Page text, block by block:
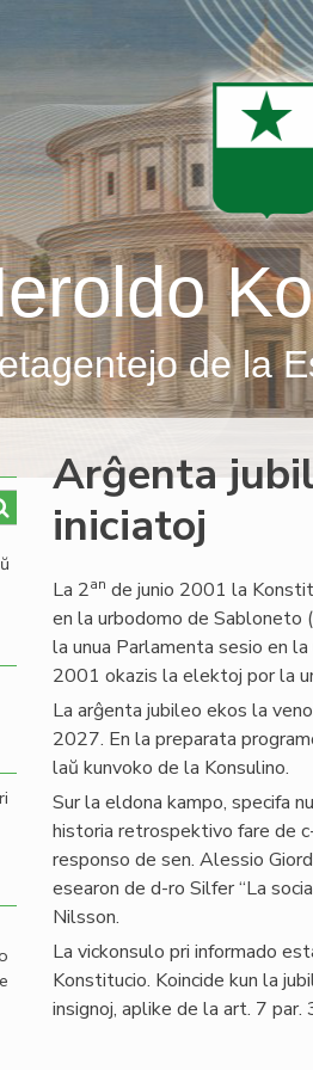
de la
Arĝenta
iniciatoj
La 2an de junio 2001 la
en la urbodomo de Sabloneto
la unua Parlamenta sesio en
2001 okazis la elektoj por la
La arĝenta jubileo ekos la
2027. En la preparata
laŭ kunvoko de la Konsulino.
Sur la eldona kampo, specifa
historia retrospektivo fare de
responso de sen. Alessio
esearon de d-ro Silfer “La
Nilsson.
La vickonsulo pri informado
Konstitucio. Koincide kun la
insignoj, aplike de la art. 7 par.